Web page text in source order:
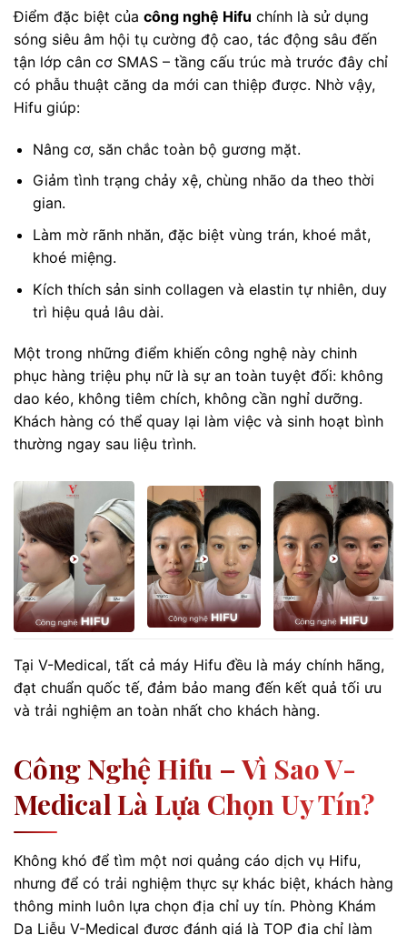
Điểm đặc biệt của công nghệ Hifu chính là sử dụng
sóng siêu âm hội tụ cường độ cao, tác động sâu đến
tận lớp cân cơ SMAS – tầng cấu trúc mà trước đây chỉ
có phẫu thuật căng da mới can thiệp được. Nhờ vậy,
Hifu giúp:
Nâng cơ, săn chắc toàn bộ gương mặt.
Giảm tình trạng chảy xệ, chùng nhão da theo thời
gian.
Làm mờ rãnh nhăn, đặc biệt vùng trán, khoé mắt,
khoé miệng.
Kích thích sản sinh collagen và elastin tự nhiên, duy
trì hiệu quả lâu dài.
Một trong những điểm khiến công nghệ này chinh
phục hàng triệu phụ nữ là sự an toàn tuyệt đối: không
dao kéo, không tiêm chích, không cần nghỉ dưỡng.
Khách hàng có thể quay lại làm việc và sinh hoạt bình
thường ngay sau liệu trình.
Tại V-Medical, tất cả máy Hifu đều là máy chính hãng,
đạt chuẩn quốc tế, đảm bảo mang đến kết quả tối ưu
và trải nghiệm an toàn nhất cho khách hàng.
Công Nghệ Hifu – Vì Sao V-
Medical Là Lựa Chọn Uy Tín?
Không khó để tìm một nơi quảng cáo dịch vụ Hifu,
nhưng để có trải nghiệm thực sự khác biệt, khách hàng
thông minh luôn lựa chọn địa chỉ uy tín. Phòng Khám
Da Liễu V-Medical được đánh giá là TOP địa chỉ làm